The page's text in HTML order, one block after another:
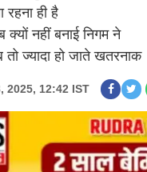
रहना ही है
नहीं बनाई निगम ने
तो ज्यादा हो जाते खतरनाक
2025, 12:42 IST